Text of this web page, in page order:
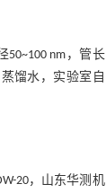
50~100 nm，管长
馏水，实验室自
20，山东华测机